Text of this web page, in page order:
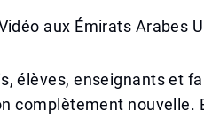
aux Émirats Arabes
élèves, enseignants et
complètement nouvelle.